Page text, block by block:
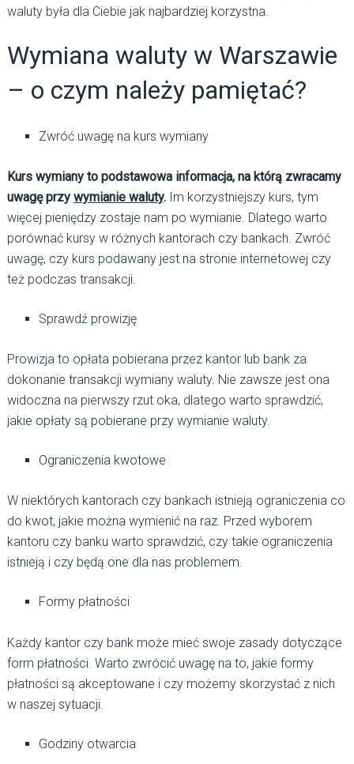
waluty była dla Ciebie jak najbardziej korzystna.
Wymiana waluty w Warszawie
– o czym należy pamiętać?
Zwróć uwagę na kurs wymiany
Kurs wymiany to podstawowa informacja, na którą zwracamy
uwagę przy wymianie waluty.Im korzystniejszy kurs, tym
więcej pieniędzy zostaje nam po wymianie. Dlatego warto
porównać kursy w różnych kantorach czy bankach. Zwróć
uwagę, czy kurs podawany jest na stronie internetowej czy
też podczas transakcji.
Sprawdź prowizję
Prowizja to opłata pobierana przez kantor lub bank za
dokonanie transakcji wymiany waluty. Nie zawsze jest ona
widoczna na pierwszy rzut oka, dlatego warto sprawdzić,
jakie opłaty są pobierane przy wymianie waluty.
Ograniczenia kwotowe
W niektórych kantorach czy bankach istnieją ograniczenia co
do kwot, jakie można wymienić na raz. Przed wyborem
kantoru czy banku warto sprawdzić, czy takie ograniczenia
istnieją i czy będą one dla nas problemem.
Formy płatności
Każdy kantor czy bank może mieć swoje zasady dotyczące
form płatności. Warto zwrócić uwagę na to, jakie formy
płatności są akceptowane i czy możemy skorzystać z nich
w naszej sytuacji.
Godziny otwarcia